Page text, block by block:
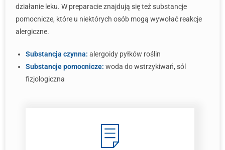
działanie leku. W preparacie znajdują się też substancje
pomocnicze, które u niektórych osób mogą wywołać reakcje
alergiczne.
Substancja czynna: alergoidy pyłków roślin
Substancje pomocnicze: woda do wstrzykiwań, sól
fizjologiczna